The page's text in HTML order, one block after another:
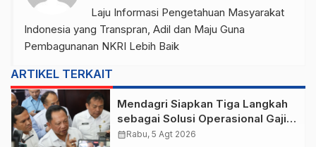
Laju Informasi Pengetahuan Masyarakat
Indonesia yang Transpran, Adil dan Maju Guna
Pembagunanan NKRI Lebih Baik
ARTIKEL TERKAIT
Mendagri Siapkan Tiga Langkah
sebagai Solusi Operasional Gaji
Pegawai Pemda
calendar_monthRabu, 5 Agt 2026